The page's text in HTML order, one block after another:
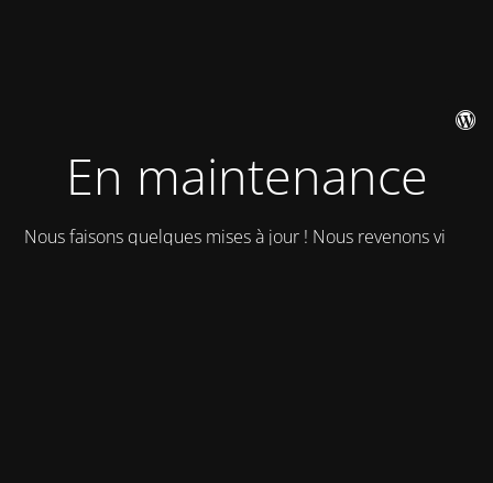
En maintenance
Nous faisons quelques mises à jour ! Nous revenons vite !